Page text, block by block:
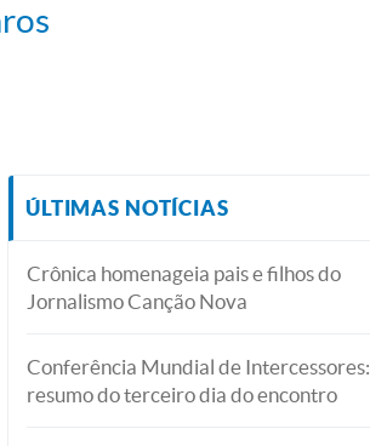
ÚLTIMAS NOTÍCIAS
Crônica homenageia pais e filhos do
Jornalismo Canção Nova
Conferência Mundial de Intercessores:
resumo do terceiro dia do encontro